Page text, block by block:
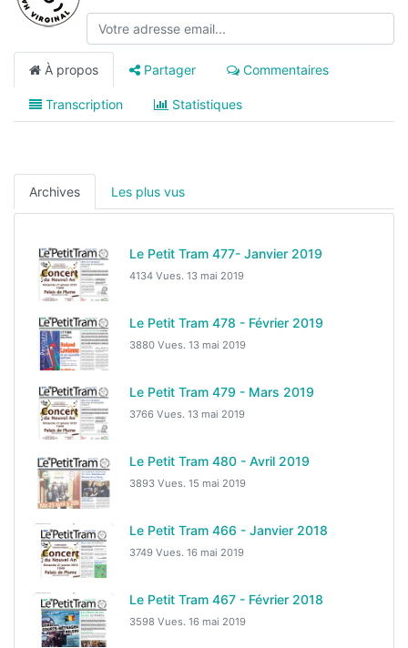
À propos Partager Commentaires
Transcription Statistiques
Archives Les plus vus
Le Petit Tram 477- Janvier 2019
4134 Vues. 13 mai 2019
Le Petit Tram 478 - Février 2019
3880 Vues. 13 mai 2019
Le Petit Tram 479 - Mars 2019
3766 Vues. 13 mai 2019
Le Petit Tram 480 - Avril 2019
3893 Vues. 15 mai 2019
Le Petit Tram 466 - Janvier 2018
3749 Vues. 16 mai 2019
Le Petit Tram 467 - Février 2018
3598 Vues. 16 mai 2019